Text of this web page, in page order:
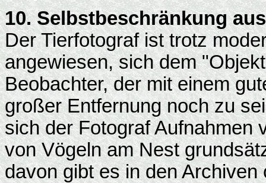
10. Selbstbeschränkung
Der Tierfotograf ist trotz
angewiesen, sich dem
Beobachter, der mit einem
großer Entfernung noch zu
sich der Fotograf Aufnahmen
von Vögeln am Nest
davon gibt es in den Archiven